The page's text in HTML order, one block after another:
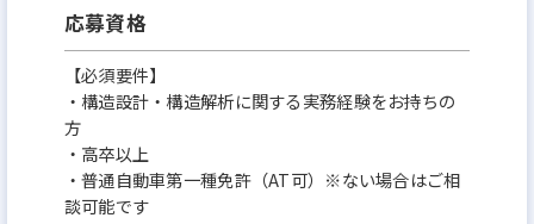
応募資格
【必須要件】
・構造設計・構造解析に関する実務経験をお持ちの
方
・高卒以上
・普通自動車第一種免許（AT可）※ない場合はご相
談可能です